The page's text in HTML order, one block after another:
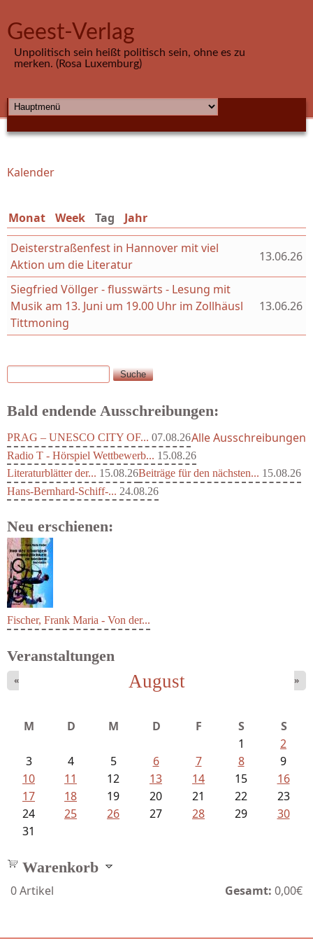
Geest-Verlag
Unpolitisch sein heißt politisch sein, ohne es zu
merken. (Rosa Luxemburg)
HAUPTMENÜ
Sie sind hier
Kalender
Monat Week Tag (aktiver Reiter)
Jahr
Deisterstraßenfest in Hannover mit viel
Aktion um die Literatur
13.06.26
Siegfried Völlger - flusswärts - Lesung mit
Musik am 13. Juni um 19.00 Uhr im Zollhäusl
Tittmoning
13.06.26
Suchformular
Suche
Bald endende Ausschreibungen:
PRAG – UNESCO CITY OF... 07.08.26
Radio T - Hörspiel Wettbewerb... 15.08.26
Literaturblätter der... 15.08.26Beiträge für den nächsten... 15.08.26
Hans-Bernhard-Schiff-... 24.08.26
Alle Ausschreibungen
Neu erschienen:
Fischer, Frank Maria - Von der...
Veranstaltungen
August
« »
M D M D F S
S
1
2
3
4 5 6 7 8
9
10
11 12 13 14 15
16
17
18 19 20 21 22
23
24
25 26 27 28 29
30
31
Warenkorb
0Artikel Gesamt: 0,00€